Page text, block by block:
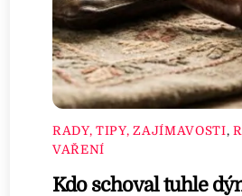
RADY, TIPY, ZAJÍMAVOSTI,
VAŘENÍ
Kdo schoval tuhle